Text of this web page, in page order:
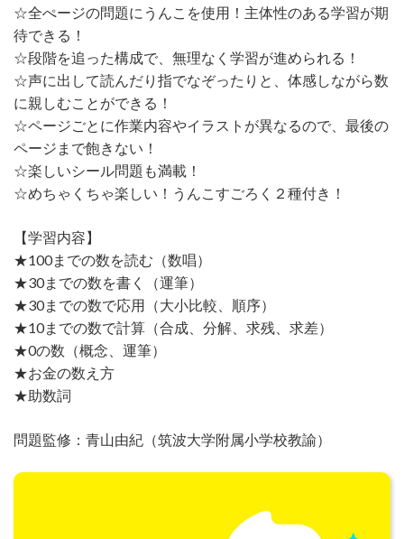
☆全ぺージの問題にうんこを使用！主体性のある学習が期
待できる！
☆段階を追った構成で、無理なく学習が進められる！
☆声に出して読んだり指でなぞったりと、体感しながら数
に親しむことができる！
☆ページごとに作業内容やイラストが異なるので、最後の
ページまで飽きない！
☆楽しいシール問題も満載！
☆めちゃくちゃ楽しい！うんこすごろく２種付き！
【学習内容】
★100までの数を読む（数唱）
★30までの数を書く（運筆）
★30までの数で応用（大小比較、順序）
★10までの数で計算（合成、分解、求残、求差）
★0の数（概念、運筆）
★お金の数え方
★助数詞
問題監修：青山由紀（筑波大学附属小学校教諭）